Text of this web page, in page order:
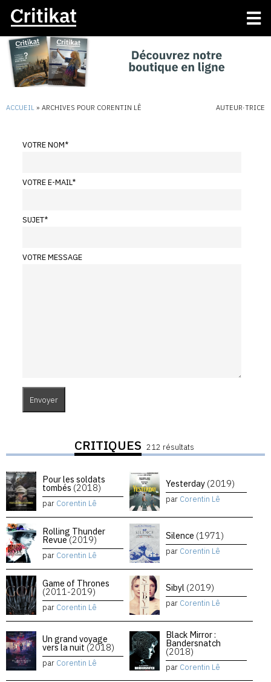
ACCUEIL » ARCHIVES POUR CORENTIN LÊ AUTEUR·TRICE
VOTRE NOM*
VOTRE E-MAIL*
SUJET*
VOTRE MESSAGE
CRITIQUES 212 résultats
Pour les soldats
tombés (2018)
par Corentin Lê
Yesterday (2019)
par Corentin Lê
Rolling Thunder
Revue(2019)
par Corentin Lê
Silence (1971)
par Corentin Lê
Game of Thrones
(2011-2019)
par Corentin Lê
Sibyl (2019)
par Corentin Lê
Un grand voyage
vers la nuit (2018)
par Corentin Lê
Black Mirror :
Bandersnatch
(2018)
par Corentin Lê